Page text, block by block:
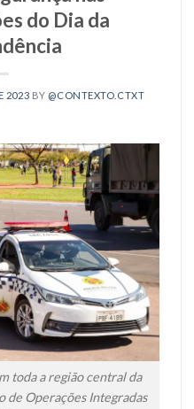
do Dia da
2023 BY @CONTEXTO.CTXT
toda a região central da
de Operações Integradas